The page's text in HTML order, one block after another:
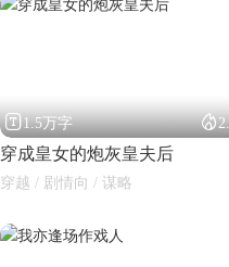
1.5万字 
穿成皇女的炮灰皇夫后
穿越 / 剧情向 / 谋略